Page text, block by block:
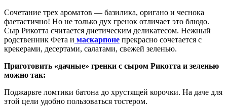
Сочетание трех ароматов — базилика, оригано и чеснока
фаетастично! Но не только дух гренок отличает это блюдо.
Сыр Рикотта считается диетическим деликатесом. Нежный
родственник Фета и маскарпоне прекрасно сочетается с
крекерами, десертами, салатами, свежей зеленью.
Приготовить «дачные» гренки с сыром Рикотта и зеленью
можно так:
Поджарьте ломтики батона до хрустящей корочки. На даче для
этой цели удобно пользоваться тостером.